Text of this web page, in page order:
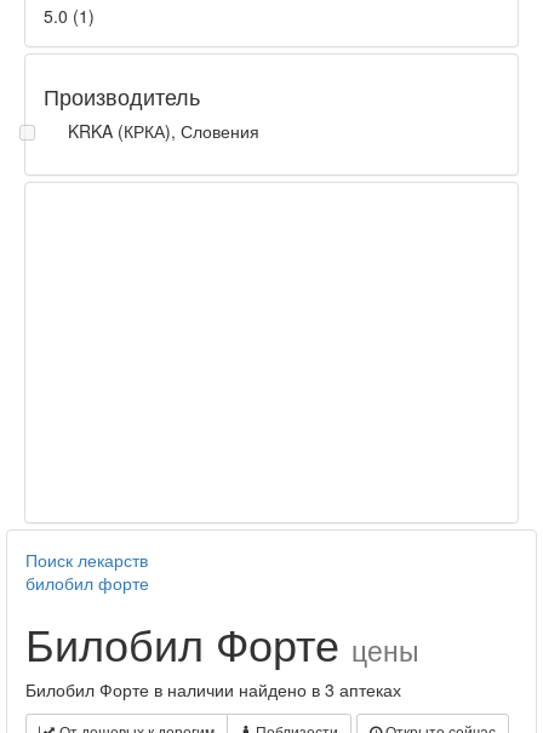
5.0 (1)
Производитель
KRKA (КРКА), Словения
Поиск лекарств
билобил форте
Билобил Форте цены
Билобил Форте в наличии найдено в 3 аптеках